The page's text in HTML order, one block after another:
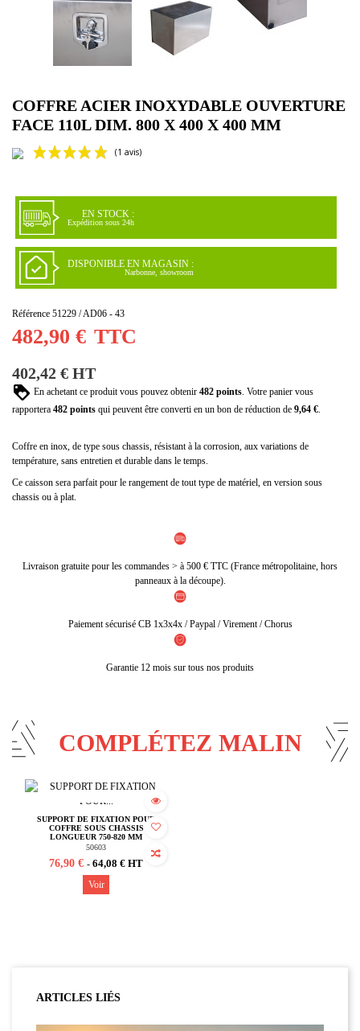
COFFRE ACIER INOXYDABLE OUVERTURE
FACE 110L DIM. 800 X 400 X 400 MM
EN STOCK :
Expédition sous 24h
DISPONIBLE EN MAGASIN :
Narbonne, showroom
Référence 51229 / AD06 - 43
482,90 € TTC
402,42 € HT
En achetant ce produit vous pouvez obtenir 482 points. Votre panier vous
rapportera 482 points qui peuvent être converti en un bon de réduction de 9,64 €.
Coffre en inox, de type sous chassis, résistant à la corrosion, aux variations de
température, sans entretien et durable dans le temps.
Ce caisson sera parfait pour le rangement de tout type de matériel, en version sous
chassis ou à plat.
Livraison gratuite pour les commandes > à 500 € TTC (France métropolitaine, hors
panneaux à la découpe).
Paiement sécurisé CB 1x3x4x / Paypal / Virement / Chorus
Garantie 12 mois sur tous nos produits
COMPLÉTEZ MALIN
SUPPORT DE FIXATION POUR
COFFRE SOUS CHASSIS
LONGUEUR 750-820 MM
50603
76,90 € - 64,08 € HT
Voir
ARTICLES LIÉS